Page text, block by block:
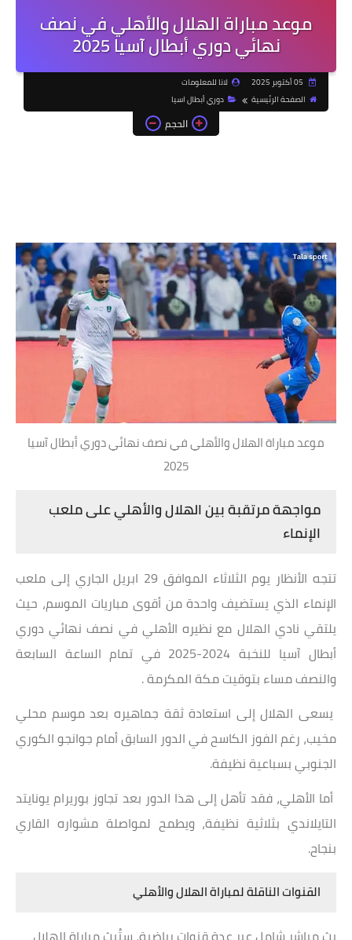
موعد مباراة الهلال والأهلي في نصف
نهائي دوري أبطال آسيا 2025
لانا للمعلومات
الصفحة الرئيسية
دوري أبطال اسيا
الحجم
موعد مباراة الهلال والأهلي في نصف نهائي دوري أبطال آسيا
2025
مواجهة مرتقبة بين الهلال والأهلي على ملعب
الإنماء
تتجه الأنظار يوم الثلاثاء الموافق 29 ابريل الجاري إلى ملعب
الإنماء الذي يستضيف واحدة من أقوى مباريات الموسم، حيث
يلتقي نادي الهلال مع نظيره الأهلي في نصف نهائي دوري
أبطال آسيا للنخبة 2024-2025 في تمام الساعة السابعة
والنصف مساء بتوقيت مكة المكرمة .
يسعى الهلال إلى استعادة ثقة جماهيره بعد موسم محلي
مخيب، رغم الفوز الكاسح في الدور السابق أمام جوانجو الكوري
الجنوبي بسباعية نظيفة.
أما الأهلي، فقد تأهل إلى هذا الدور بعد تجاوز بوريرام يونايتد
التايلاندي بثلاثية نظيفة، ويطمح لمواصلة مشواره القاري
بنجاح.
القنوات الناقلة لمباراة الهلال والأهلي